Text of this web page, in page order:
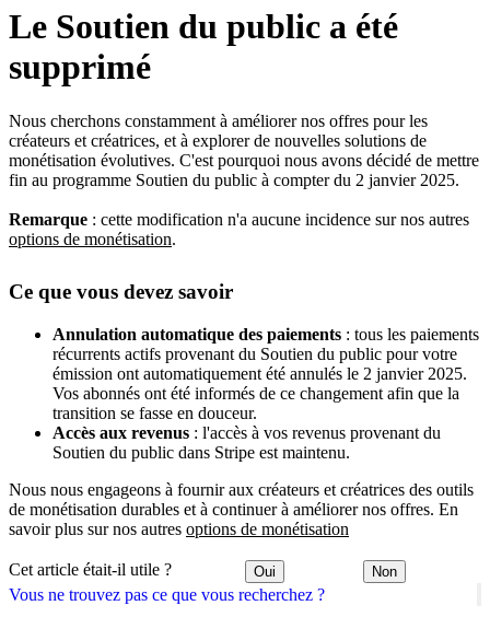
Vous ne trouvez pas ce que vous recherchez ?
Le Soutien du public a été
supprimé
Nous cherchons constamment à améliorer nos offres pour les
créateurs et créatrices, et à explorer de nouvelles solutions de
monétisation évolutives. C'est pourquoi nous avons décidé de mettre
fin au programme Soutien du public à compter du 2 janvier 2025.
Remarque : cette modification n'a aucune incidence sur nos autres
options de monétisation.
Ce que vous devez savoir
Annulation automatique des paiements : tous les paiements
récurrents actifs provenant du Soutien du public pour votre
émission ont automatiquement été annulés le 2 janvier 2025.
Vos abonnés ont été informés de ce changement afin que la
transition se fasse en douceur.
Accès aux revenus : l'accès à vos revenus provenant du
Soutien du public dans Stripe est maintenu.
Nous nous engageons à fournir aux créateurs et créatrices des outils
de monétisation durables et à continuer à améliorer nos offres. En
savoir plus sur nos autres options de monétisation
Cet article était-il utile ? Oui Non